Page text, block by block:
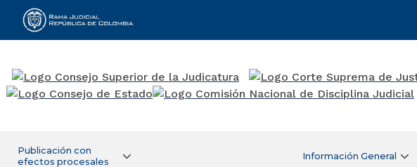
Rama Judicial
Publicación con
efectos procesales
Información General